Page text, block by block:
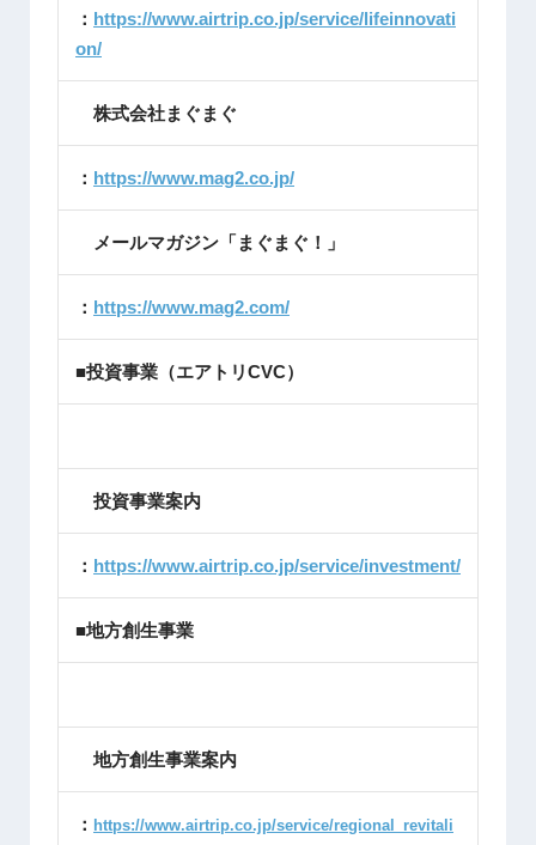
： https://www.airtrip.co.jp/service/lifeinnovati
on/
株式会社まぐまぐ
： https://www.mag2.co.jp/
メールマガジン「まぐまぐ！」
： https://www.mag2.com/
■投資事業（エアトリCVC）
投資事業案内
： https://www.airtrip.co.jp/service/investment/
■地方創生事業
地方創生事業案内
： https://www.airtrip.co.jp/service/regional_revitali